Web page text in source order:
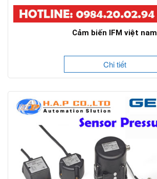
Cảm biến IFM việt nam
Chi tiết